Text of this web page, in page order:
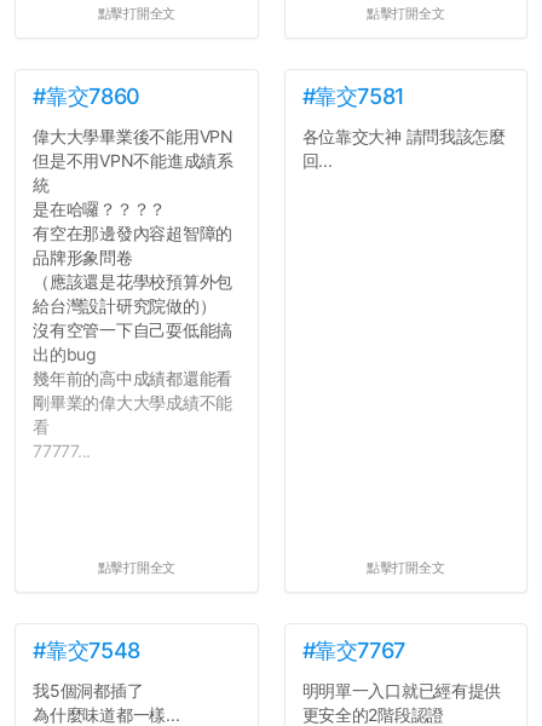
點擊打開全文 點擊打開全文
#靠交7860
偉大大學畢業後不能用VPN
但是不用VPN不能進成績系
統
是在哈囉？？？？
有空在那邊發內容超智障的
品牌形象問卷
（應該還是花學校預算外包
給台灣設計研究院做的）
沒有空管一下自己耍低能搞
出的bug
幾年前的高中成績都還能看
剛畢業的偉大大學成績不能
看
77777...
點擊打開全文
#靠交7581
各位靠交大神 請問我該怎麼
回...
點擊打開全文
#靠交7548
我5個洞都插了
為什麼味道都一樣...
#靠交7767
明明單一入口就已經有提供
更安全的2階段認證